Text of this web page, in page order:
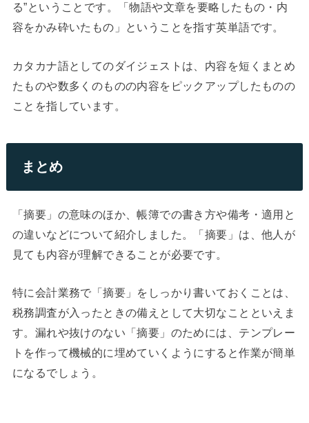
る”ということです。「物語や文章を要略したもの・内
容をかみ砕いたもの」ということを指す英単語です。
カタカナ語としてのダイジェストは、内容を短くまとめ
たものや数多くのものの内容をピックアップしたものの
ことを指しています。
まとめ
「摘要」の意味のほか、帳簿での書き方や備考・適用と
の違いなどについて紹介しました。「摘要」は、他人が
見ても内容が理解できることが必要です。
特に会計業務で「摘要」をしっかり書いておくことは、
税務調査が入ったときの備えとして大切なことといえま
す。漏れや抜けのない「摘要」のためには、テンプレー
トを作って機械的に埋めていくようにすると作業が簡単
になるでしょう。